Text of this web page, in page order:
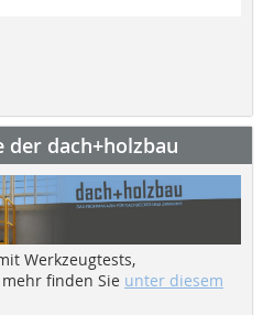
der dach+holzbau
Werkzeugtests,
finden Sie unter diesem